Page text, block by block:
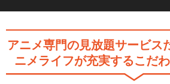
アニメ専門の見放題サービス
ニメライフが充実するこだ